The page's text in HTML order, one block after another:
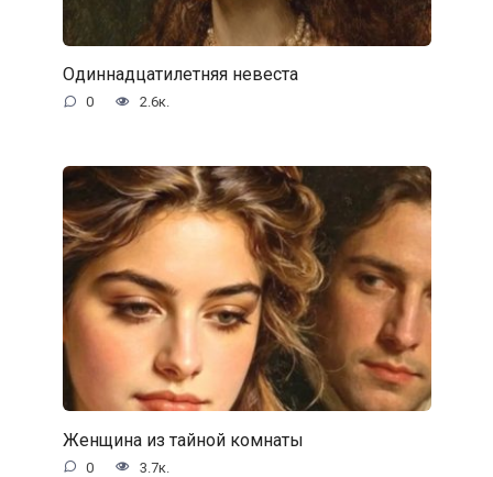
Одиннадцатилетняя невеста
0 2.6к.
Женщина из тайной комнаты
0 3.7к.